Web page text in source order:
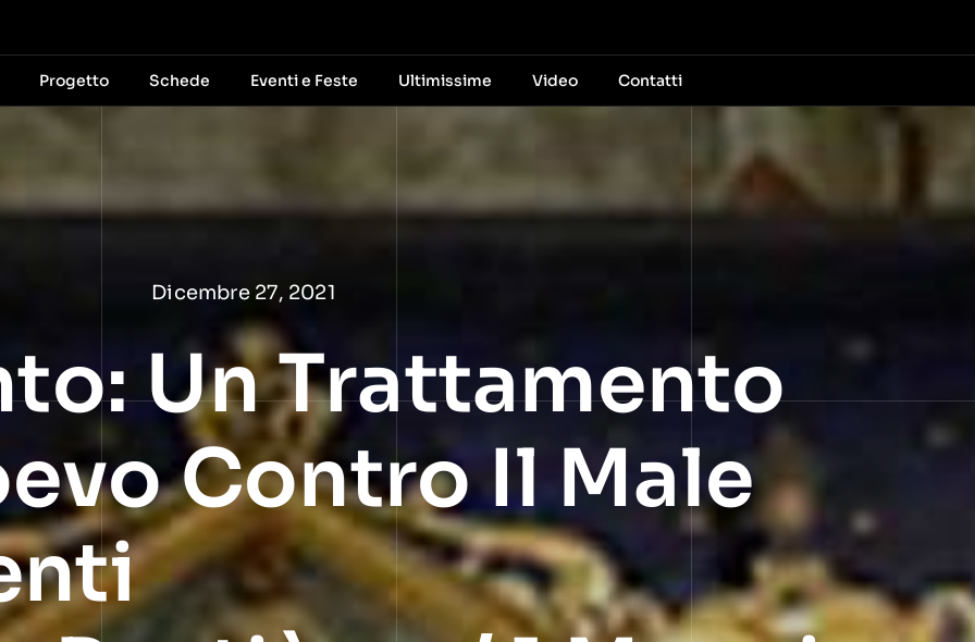
Progetto Schede Eventi e Feste Ultimissime Video Contatti
Dicembre 27, 2021
Un Trattamento
Contro Il Male